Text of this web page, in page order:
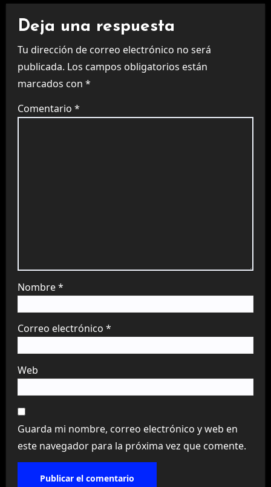
Deja una respuesta
Tu dirección de correo electrónico no será
publicada. Los campos obligatorios están
marcados con *
Comentario *
Nombre*
Correo electrónico *
Web
Guarda mi nombre, correo electrónico y web en
este navegador para la próxima vez que comente.